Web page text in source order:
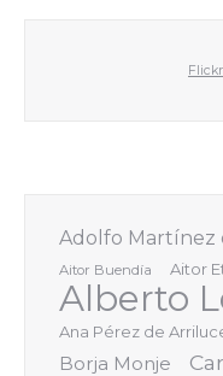
Adolfo Martínez
Aitor Buendía
Aitor
Alberto
Ana Pérez de
Borja Monje